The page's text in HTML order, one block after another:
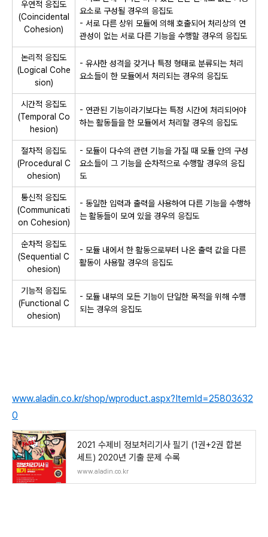
우연적 응집도
(Coincidental
Cohesion)
요소로 구성될 경우의 응집도
- 서로 다른 상위 모듈에 의해 호출되어 처리상의 연
관성이 없는 서로 다른 기능을 수행할 경우의 응집도
논리적 응집도
(Logical Cohe
sion)
- 유사한 성격을 갖거나 특정 형태로 분류되는 처리
요소들이 한 모듈에서 처리되는 경우의 응집도
시간적 응집도
(Temporal Co
hesion)
- 연관된 기능이라기보다는 특정 시간에 처리되어야
하는 활동들을 한 모듈에서 처리할 경우의 응집도
절차적 응집도
(Procedural C
ohesion)
- 모듈이 다수의 관련 기능을 가질 때 모듈 안의 구성
요소들이 그 기능을 순차적으로 수행할 경우의 응집
도
통신적 응집도
(Communicati
on Cohesion)
- 동일한 입력과 출력을 사용하여 다른 기능을 수행하
는 활동들이 모여 있을 경우의 응집도
순차적 응집도
(Sequential C
ohesion)
- 모듈 내에서 한 활동으로부터 나온 출력 값을 다른
활동이 사용할 경우의 응집도
기능적 응집도
(Functional C
ohesion)
- 모듈 내부의 모든 기능이 단일한 목적을 위해 수행
되는 경우의 응집도
www.aladin.co.kr/shop/wproduct.aspx?ItemId=25803632
0
2021 수제비 정보처리기사 필기 (1권+2권 합본
세트) 2020년 기출 문제 수록
www.aladin.co.kr